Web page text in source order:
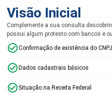
Visão Inicial
Complemente a sua consulta
possui algum protesto com bancos e
Confirmação de existência do CNPJ
Dados cadastrais básicos
Situação na Receita Federal